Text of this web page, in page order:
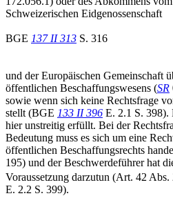
Schweizerischen Eidgenossenschaft
BGE 137 II 313 S. 316
und der Europäischen Gemeinschaft
öffentlichen Beschaffungswesens (SR
sowie wenn sich keine Rechtsfrage
stellt (BGE 133 II 396 E. 2.1 S. 398).
hier unstreitig erfüllt. Bei der
Bedeutung muss es sich um eine
öffentlichen Beschaffungsrechts
195) und der Beschwerdeführer hat
Voraussetzung darzutun (Art. 42 Abs.
E. 2.2 S. 399).